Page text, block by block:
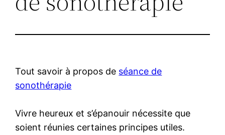
Tout savoir à propos de séance de
sonothérapie
Vivre heureux et s’épanouir nécessite que
soient réunies certaines principes utiles.